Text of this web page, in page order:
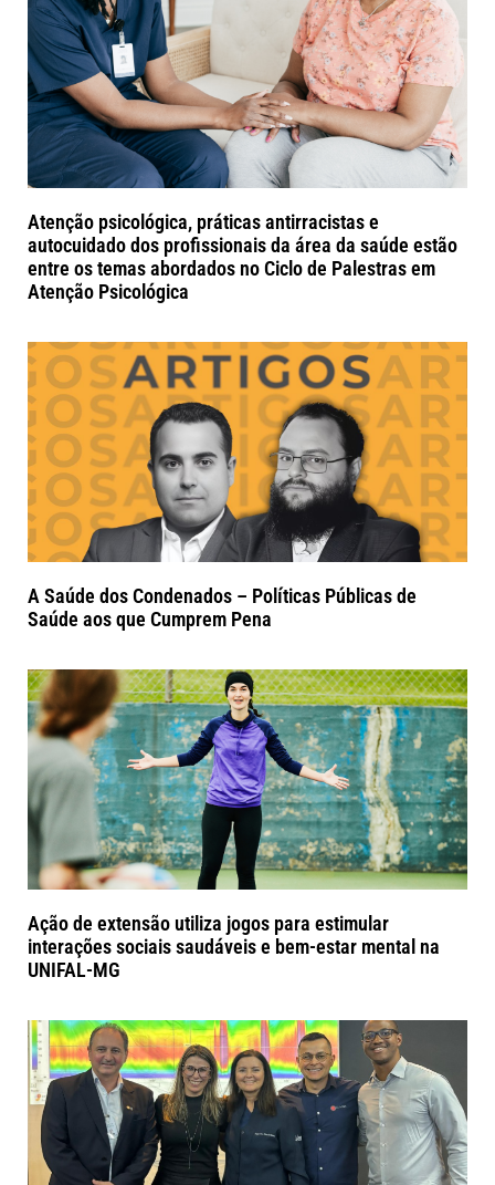
Atenção psicológica, práticas antirracistas e
autocuidado dos profissionais da área da saúde estão
entre os temas abordados no Ciclo de Palestras em
Atenção Psicológica
A Saúde dos Condenados – Políticas Públicas de
Saúde aos que Cumprem Pena
Ação de extensão utiliza jogos para estimular
interações sociais saudáveis e bem-estar mental na
UNIFAL-MG